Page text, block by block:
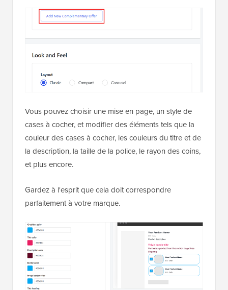
Vous pouvez choisir une mise en page, un style de
cases à cocher, et modifier des éléments tels que la
couleur des cases à cocher, les couleurs du titre et de
la description, la taille de la police, le rayon des coins,
et plus encore.
Gardez à l'esprit que cela doit correspondre
parfaitement à votre marque.